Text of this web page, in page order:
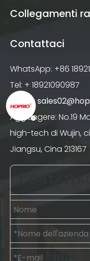
Collegamenti
Contattaci
WhatsApp: +86
Tel: + 18921090987
E-mail:
Aggiungere: No.19
high-tech di Wujin,
Jiangsu, Cina 213167